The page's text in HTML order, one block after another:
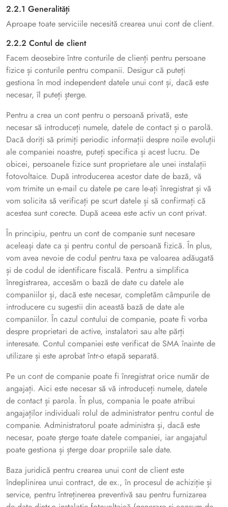
2.2.1 Generalități
Aproape toate serviciile necesită crearea unui cont de client.
2.2.2 Contul de client
Facem deosebire între conturile de clienți pentru persoane
fizice și conturile pentru companii. Desigur că puteți
gestiona în mod independent datele unui cont și, dacă este
necesar, îl puteți șterge.
Pentru a crea un cont pentru o persoană privată, este
necesar să introduceți numele, datele de contact și o parolă.
Dacă doriți să primiți periodic informații despre noile evoluții
ale companiei noastre, puteți specifica și acest lucru. De
obicei, persoanele fizice sunt proprietare ale unei instalații
fotovoltaice. După introducerea acestor date de bază, vă
vom trimite un e-mail cu datele pe care le-ați înregistrat și vă
vom solicita să verificați pe scurt datele și să confirmați că
acestea sunt corecte. După aceea este activ un cont privat.
În principiu, pentru un cont de companie sunt necesare
aceleași date ca și pentru contul de persoană fizică. În plus,
vom avea nevoie de codul pentru taxa pe valoarea adăugată
și de codul de identificare fiscală. Pentru a simplifica
înregistrarea, accesăm o bază de date cu datele ale
companiilor și, dacă este necesar, completăm câmpurile de
introducere cu sugestii din această bază de date ale
companiilor. În cazul contului de companie, poate fi vorba
despre proprietari de active, instalatori sau alte părți
interesate. Contul companiei este verificat de SMA înainte de
utilizare și este aprobat într-o etapă separată.
Pe un cont de companie poate fi înregistrat orice număr de
angajați. Aici este necesar să vă introduceți numele, datele
de contact și parola. În plus, compania le poate atribui
angajaților individuali rolul de administrator pentru contul de
companie. Administratorul poate administra și, dacă este
necesar, poate șterge toate datele companiei, iar angajatul
poate gestiona și șterge doar propriile sale date.
Baza juridică pentru crearea unui cont de client este
îndeplinirea unui contract, de ex., în procesul de achiziție și
service, pentru întreținerea preventivă sau pentru furnizarea